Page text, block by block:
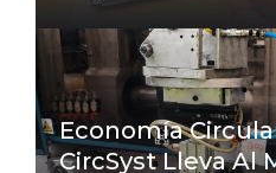
Economía
CircSyst Lleva Al